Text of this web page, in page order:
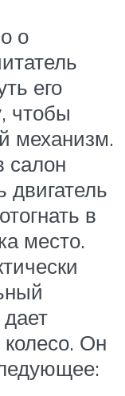
о
его
чтобы
механизм.
салон
двигатель
в
место.
Он